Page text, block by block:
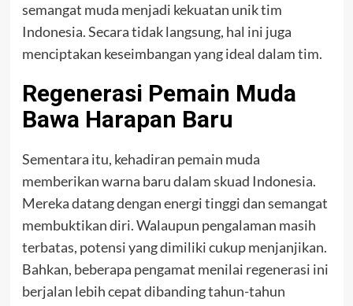
semangat muda menjadi kekuatan unik tim
Indonesia. Secara tidak langsung, hal ini juga
menciptakan keseimbangan yang ideal dalam tim.
Regenerasi Pemain Muda
Bawa Harapan Baru
Sementara itu, kehadiran pemain muda
memberikan warna baru dalam skuad Indonesia.
Mereka datang dengan energi tinggi dan semangat
membuktikan diri. Walaupun pengalaman masih
terbatas, potensi yang dimiliki cukup menjanjikan.
Bahkan, beberapa pengamat menilai regenerasi ini
berjalan lebih cepat dibanding tahun-tahun